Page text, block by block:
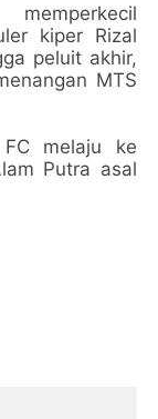
kiper Rizal
peluit akhir,
MTS
melaju ke
Putra asal